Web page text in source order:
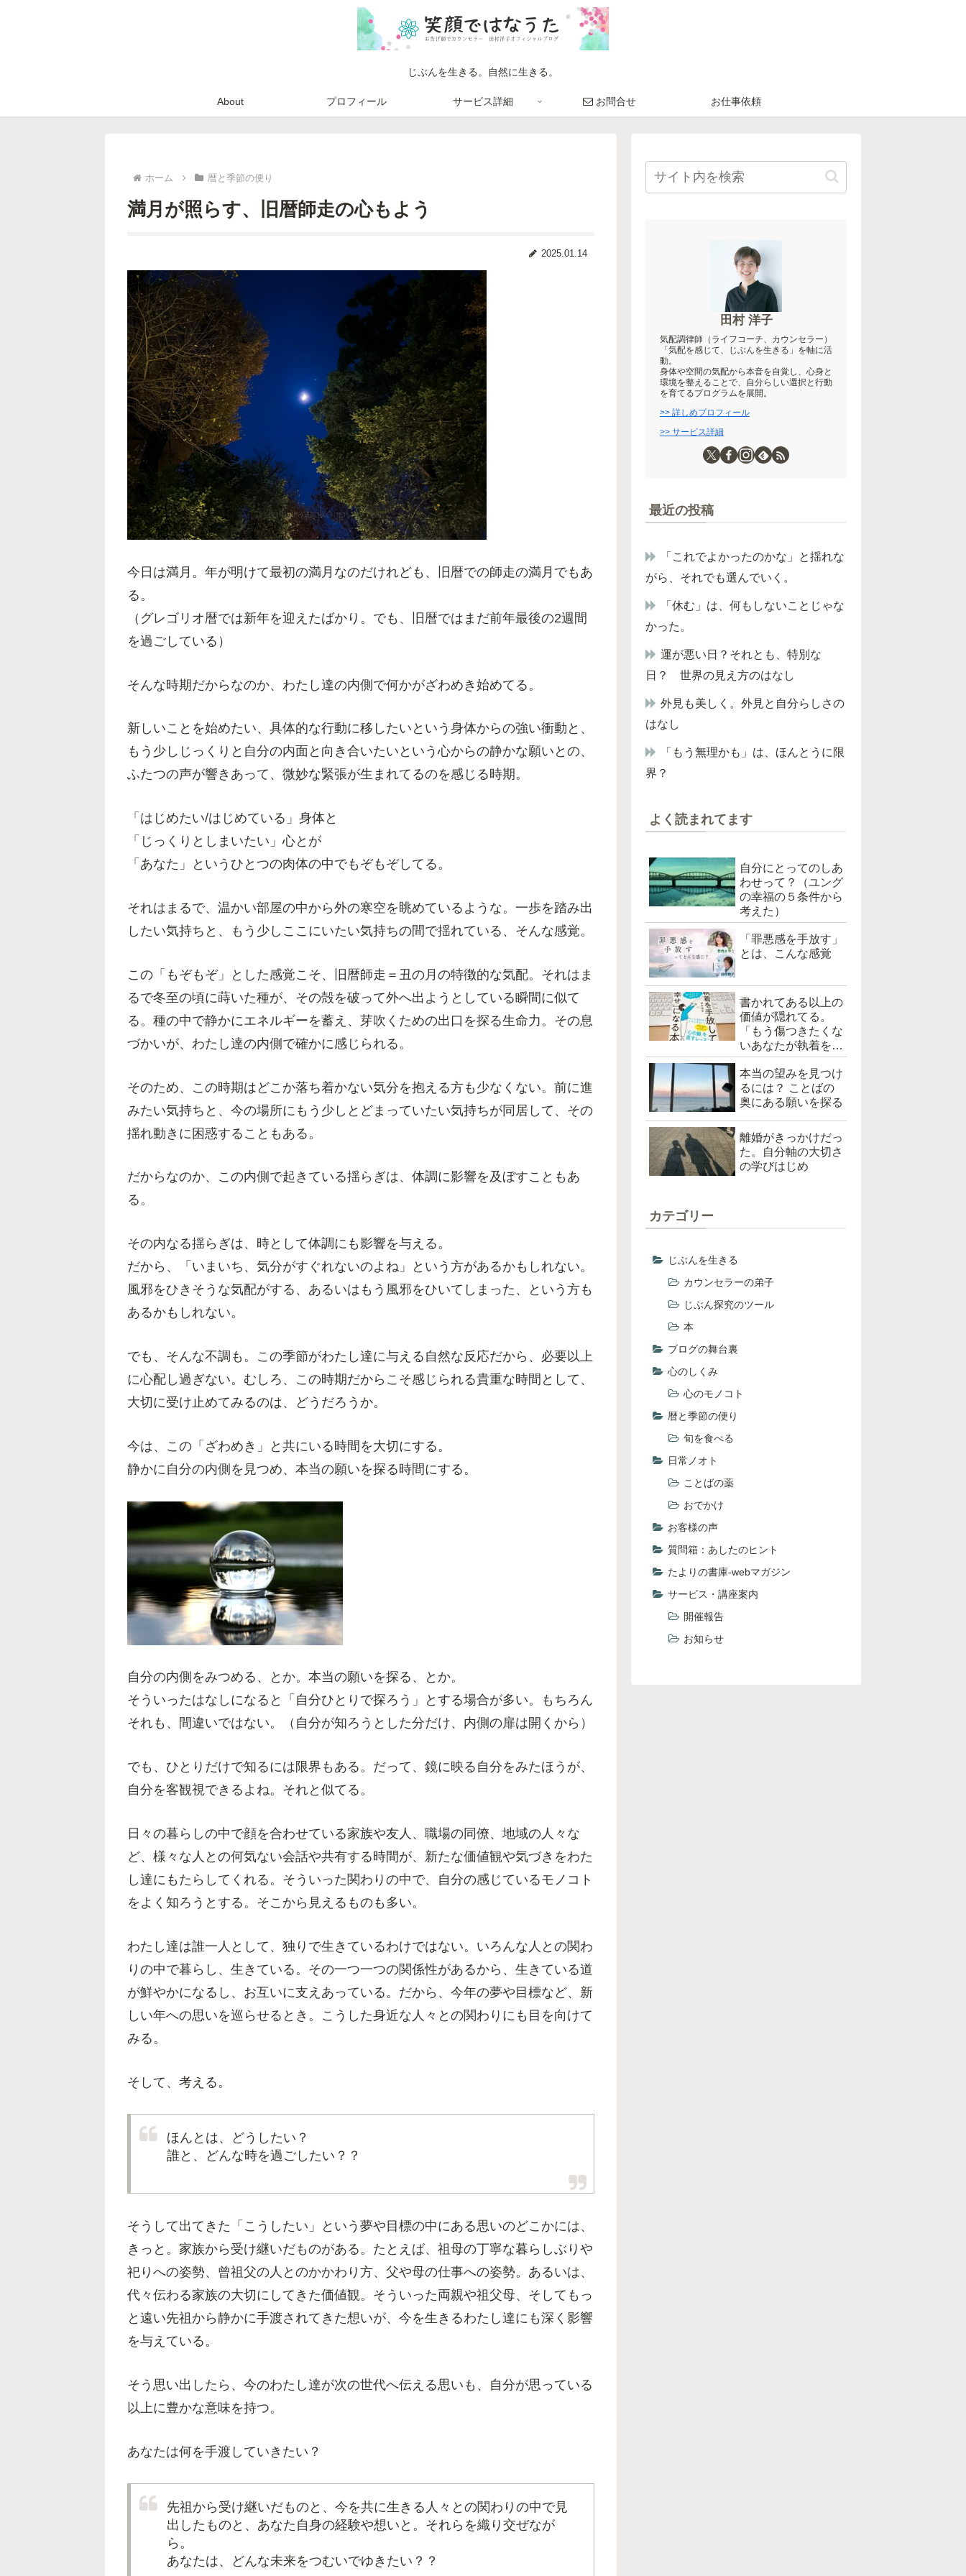
じぶんを生きる。自然に生きる。
About プロフィール サービス詳細 お問合せ お仕事依頼
ホーム 暦と季節の便り
満月が照らす、旧暦師走の心もよう
2025.01.14
今日は満月。年が明けて最初の満月なのだけれども、旧暦での師走の満月でもあ
る。
（グレゴリオ暦では新年を迎えたばかり。でも、旧暦ではまだ前年最後の2週間
を過ごしている）
そんな時期だからなのか、わたし達の内側で何かがざわめき始めてる。
新しいことを始めたい、具体的な行動に移したいという身体からの強い衝動と、
もう少しじっくりと自分の内面と向き合いたいという心からの静かな願いとの、
ふたつの声が響きあって、微妙な緊張が生まれてるのを感じる時期。
「はじめたい/はじめている」身体と
「じっくりとしまいたい」心とが
「あなた」というひとつの肉体の中でもぞもぞしてる。
それはまるで、温かい部屋の中から外の寒空を眺めているような。一歩を踏み出
したい気持ちと、もう少しここにいたい気持ちの間で揺れている、そんな感覚。
この「もぞもぞ」とした感覚こそ、旧暦師走＝丑の月の特徴的な気配。それはま
るで冬至の頃に蒔いた種が、その殻を破って外へ出ようとしている瞬間に似て
る。種の中で静かにエネルギーを蓄え、芽吹くための出口を探る生命力。その息
づかいが、わたし達の内側で確かに感じられる。
そのため、この時期はどこか落ち着かない気分を抱える方も少なくない。前に進
みたい気持ちと、今の場所にもう少しとどまっていたい気持ちが同居して、その
揺れ動きに困惑することもある。
だからなのか、この内側で起きている揺らぎは、体調に影響を及ぼすこともあ
る。
その内なる揺らぎは、時として体調にも影響を与える。
だから、「いまいち、気分がすぐれないのよね」という方があるかもしれない。
風邪をひきそうな気配がする、あるいはもう風邪をひいてしまった、という方も
あるかもしれない。
でも、そんな不調も。この季節がわたし達に与える自然な反応だから、必要以上
に心配し過ぎない。むしろ、この時期だからこそ感じられる貴重な時間として、
大切に受け止めてみるのは、どうだろうか。
今は、この「ざわめき」と共にいる時間を大切にする。
静かに自分の内側を見つめ、本当の願いを探る時間にする。
自分の内側をみつめる、とか。本当の願いを探る、とか。
そういったはなしになると「自分ひとりで探ろう」とする場合が多い。もちろん
それも、間違いではない。（自分が知ろうとした分だけ、内側の扉は開くから）
でも、ひとりだけで知るには限界もある。だって、鏡に映る自分をみたほうが、
自分を客観視できるよね。それと似てる。
日々の暮らしの中で顔を合わせている家族や友人、職場の同僚、地域の人々な
ど、様々な人との何気ない会話や共有する時間が、新たな価値観や気づきをわた
し達にもたらしてくれる。そういった関わりの中で、自分の感じているモノコト
をよく知ろうとする。そこから見えるものも多い。
わたし達は誰一人として、独りで生きているわけではない。いろんな人との関わ
りの中で暮らし、生きている。その一つ一つの関係性があるから、生きている道
が鮮やかになるし、お互いに支えあっている。だから、今年の夢や目標など、新
しい年への思いを巡らせるとき。こうした身近な人々との関わりにも目を向けて
みる。
そして、考える。
ほんとは、どうしたい？
誰と、どんな時を過ごしたい？？
そうして出てきた「こうしたい」という夢や目標の中にある思いのどこかには、
きっと。家族から受け継いだものがある。たとえば、祖母の丁寧な暮らしぶりや
祀りへの姿勢、曾祖父の人とのかかわり方、父や母の仕事への姿勢。あるいは、
代々伝わる家族の大切にしてきた価値観。そういった両親や祖父母、そしてもっ
と遠い先祖から静かに手渡されてきた想いが、今を生きるわたし達にも深く影響
を与えている。
そう思い出したら、今のわたし達が次の世代へ伝える思いも、自分が思っている
以上に豊かな意味を持つ。
あなたは何を手渡していきたい？
先祖から受け継いだものと、今を共に生きる人々との関わりの中で見
出したものと、あなた自身の経験や想いと。それらを織り交ぜなが
ら。
あなたは、どんな未来をつむいでゆきたい？？
田村 洋子
気配調律師（ライフコーチ、カウンセラー）
「気配を感じて、じぶんを生きる」を軸に活
動。
身体や空間の気配から本音を自覚し、心身と
環境を整えることで、自分らしい選択と行動
を育てるプログラムを展開。
>> 詳しめプロフィール
>> サービス詳細
最近の投稿
「これでよかったのかな」と揺れな
がら、それでも選んでいく。
「休む」は、何もしないことじゃな
かった。
運が悪い日？それとも、特別な
日？ 世界の見え方のはなし
外見も美しく。外見と自分らしさの
はなし
「もう無理かも」は、ほんとうに限
界？
よく読まれてます
自分にとってのしあ
わせって？（ユング
の幸福の５条件から
考えた）
「罪悪感を手放す」
とは、こんな感覚
書かれてある以上の
価値が隠れてる。
「もう傷つきたくな
いあなたが執着を手
放して「幸せ」にな
る本（根本裕幸著）
を読んだ
本当の望みを見つけ
るには？ ことばの
奥にある願いを探る
離婚がきっかけだっ
た。自分軸の大切さ
の学びはじめ
カテゴリー
じぶんを生きる
カウンセラーの弟子
じぶん探究のツール
本
ブログの舞台裏
心のしくみ
心のモノコト
暦と季節の便り
旬を食べる
日常ノオト
ことばの薬
おでかけ
お客様の声
質問箱：あしたのヒント
たよりの書庫-webマガジン
サービス・講座案内
開催報告
お知らせ